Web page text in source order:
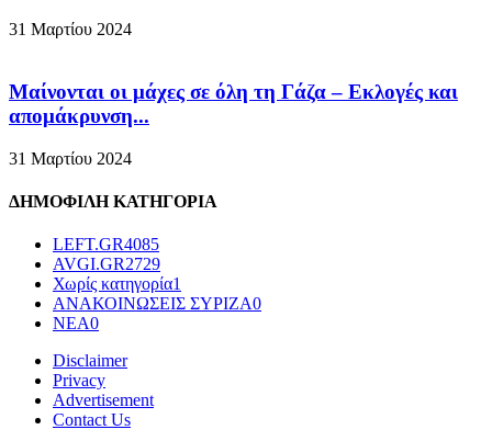
31 Μαρτίου 2024
Μαίνονται οι μάχες σε όλη τη Γάζα – Eκλογές και
απομάκρυνση...
31 Μαρτίου 2024
ΔΗΜΟΦΙΛΗ ΚΑΤΗΓΟΡΙΑ
LEFT.GR4085
AVGI.GR2729
Χωρίς κατηγορία1
ΑΝΑΚΟΙΝΩΣΕΙΣ ΣΥΡΙΖΑ0
ΝΕΑ0
Disclaimer
Privacy
Advertisement
Contact Us